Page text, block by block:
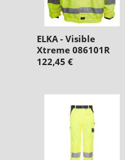
ELKA - Visible
Xtreme 086101R
122,45 €